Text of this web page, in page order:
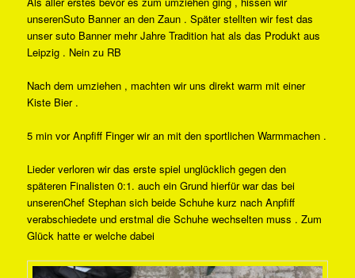
unserenSuto Banner an den Zaun . Später stellten wir fest das
unser suto Banner mehr Jahre Tradition hat als das Produkt aus
Leipzig . Nein zu RB
Nach dem umziehen , machten wir uns direkt warm mit einer
Kiste Bier .
5 min vor Anpfiff Finger wir an mit den sportlichen Warmmachen .
Lieder verloren wir das erste spiel unglücklich gegen den
späteren Finalisten 0:1. auch ein Grund hierfür war das bei
unserenChef Stephan sich beide Schuhe kurz nach Anpfiff
verabschiedete und erstmal die Schuhe wechselten muss . Zum
Glück hatte er welche dabei